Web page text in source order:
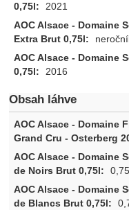
2021
2016
Obsah láhve